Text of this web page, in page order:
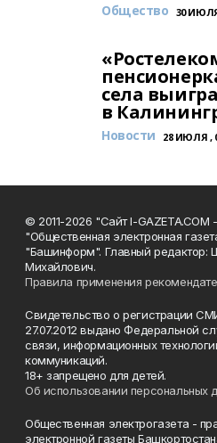
Общество 30 ИЮЛЯ
села
в
Новости 28 ИЮЛЯ ,
© 2011-2026 "Сайт I-GAZETA.COM
"Общественная электронная
"Башинформ". Главный редактор:
Михайлович.
Правила применения
Свидетельство о регистрации
27.07.2012 выдано Федеральной
связи, информационных
коммуникаций.
18+ запрещено для детей.
Об использовании персональных
Общественная электрогазета -
электронной газеты